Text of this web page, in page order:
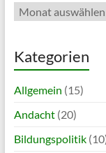
Archiv
Kategorien
Allgemein (15)
Andacht(20)
Bildungspolitik